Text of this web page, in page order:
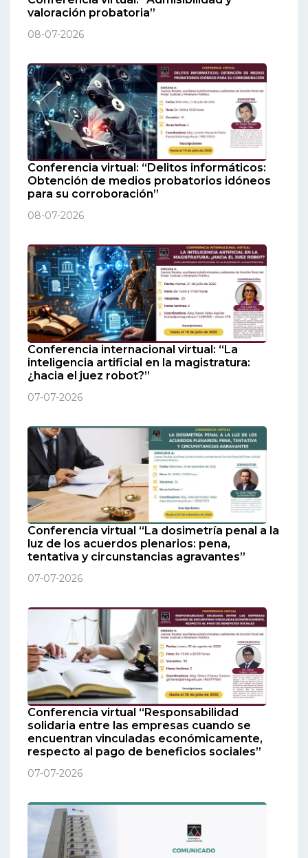
valoración probatoria”
08-07-2026
Conferencia virtual: “Delitos informáticos:
Obtención de medios probatorios idóneos
para su corroboración”
08-07-2026
Conferencia internacional virtual: “La
inteligencia artificial en la magistratura:
¿hacia el juez robot?”
07-07-2026
Conferencia virtual “La dosimetría penal a la
luz de los acuerdos plenarios: pena,
tentativa y circunstancias agravantes”
07-07-2026
Conferencia virtual “Responsabilidad
solidaria entre las empresas cuando se
encuentran vinculadas económicamente,
respecto al pago de beneficios sociales”
07-07-2026